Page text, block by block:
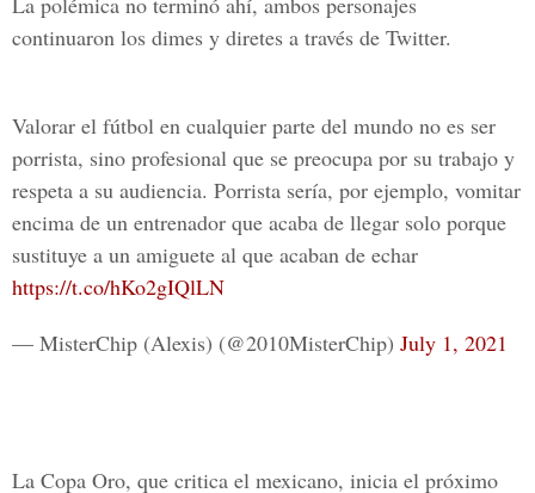
continuaron los dimes y diretes a través de Twitter.
Valorar el fútbol en cualquier parte del mundo no es ser
porrista, sino profesional que se preocupa por su trabajo y
respeta a su audiencia. Porrista sería, por ejemplo, vomitar
encima de un entrenador que acaba de llegar solo porque
sustituye a un amiguete al que acaban de echar
https://t.co/hKo2gIQlLN
— MisterChip (Alexis) (@2010MisterChip) July 1, 2021
La Copa Oro, que critica el mexicano, inicia el próximo